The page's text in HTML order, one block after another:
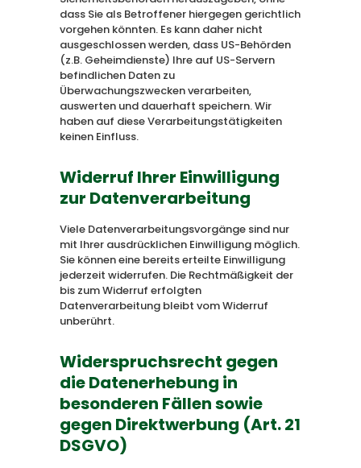
dass Sie als Betroffener hiergegen gerichtlich
vorgehen könnten. Es kann daher nicht
ausgeschlossen werden, dass US-Behörden
(z.B. Geheimdienste) Ihre auf US-Servern
befindlichen Daten zu
Überwachungszwecken verarbeiten,
auswerten und dauerhaft speichern. Wir
haben auf diese Verarbeitungstätigkeiten
keinen Einfluss.
Widerruf Ihrer Einwilligung
zur Datenverarbeitung
Viele Datenverarbeitungsvorgänge sind nur
mit Ihrer ausdrücklichen Einwilligung möglich.
Sie können eine bereits erteilte Einwilligung
jederzeit widerrufen. Die Rechtmäßigkeit der
bis zum Widerruf erfolgten
Datenverarbeitung bleibt vom Widerruf
unberührt.
Widerspruchsrecht gegen
die Datenerhebung in
besonderen Fällen sowie
gegen Direktwerbung (Art. 21
DSGVO)